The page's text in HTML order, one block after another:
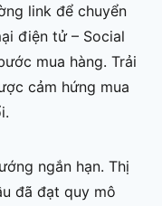
link để chuyển
điện tử – Social
mua hàng. Trải
cảm hứng mua
ngắn hạn. Thị
đã đạt quy mô